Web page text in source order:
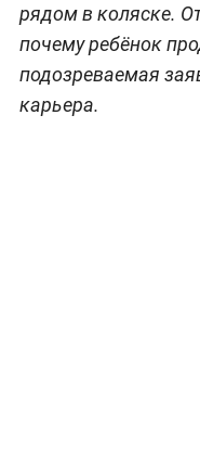
рядом в коляске.
почему ребёнок
подозреваемая
карьера.